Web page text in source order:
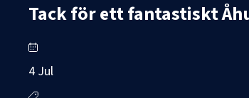
Tack för ett fantastiskt
4 Jul